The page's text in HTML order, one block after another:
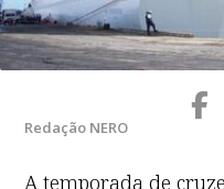
Redação NERO
A temporada de